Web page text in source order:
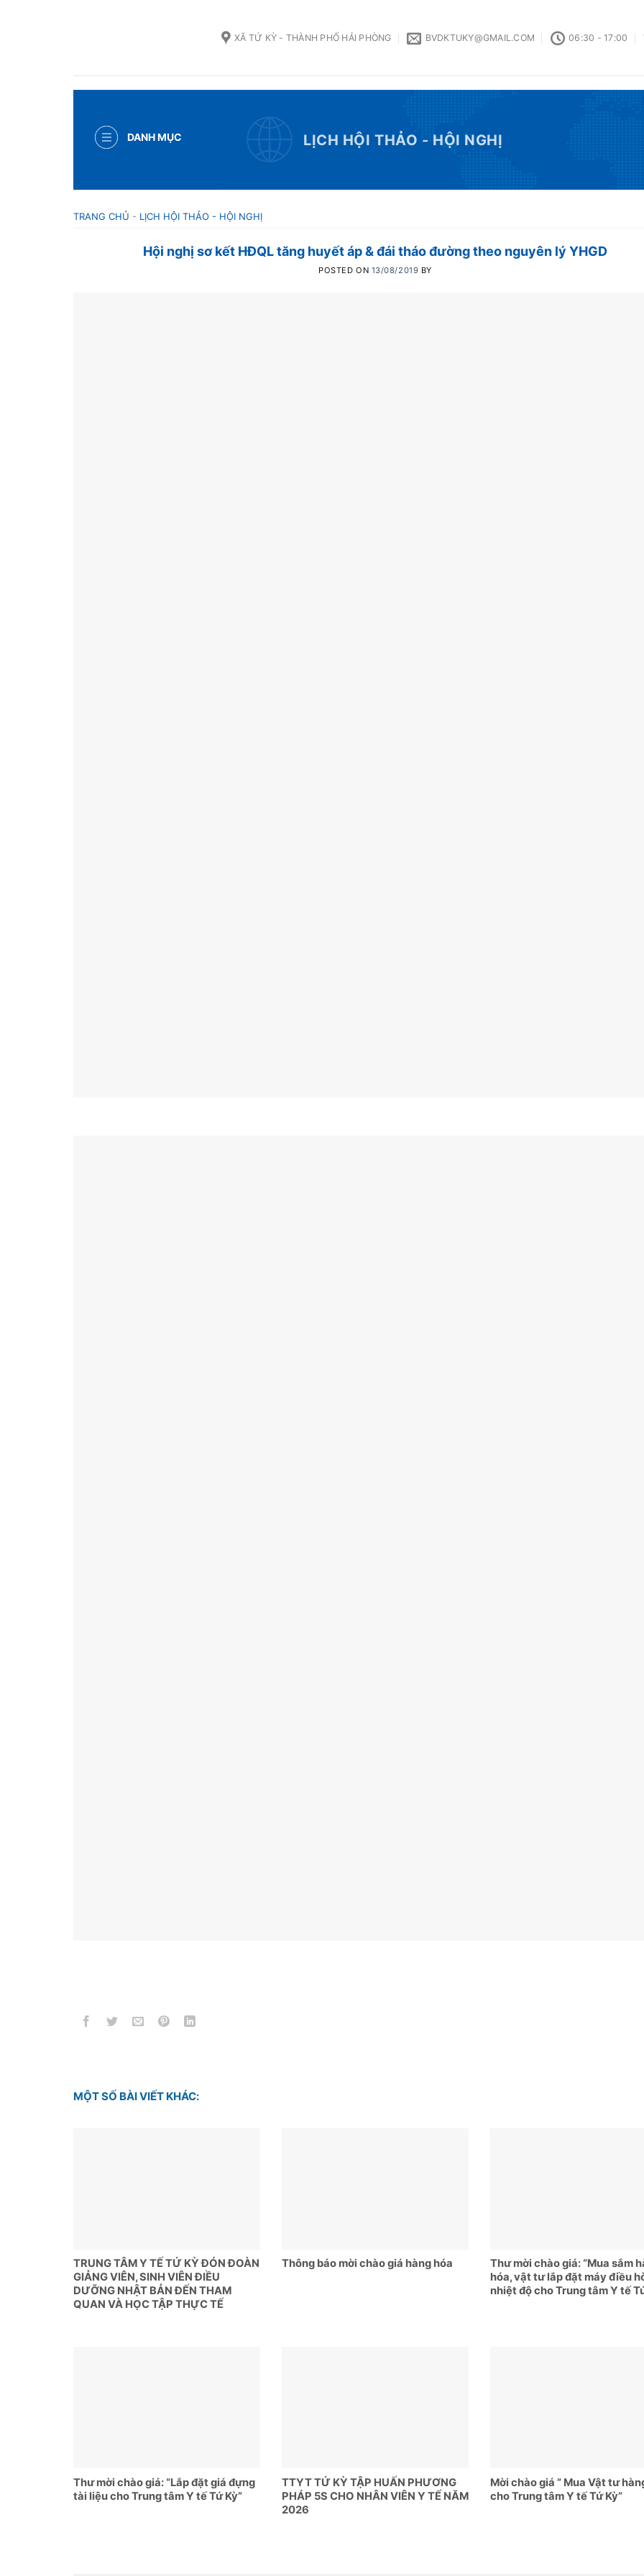
XÃ TỨ KỲ - THÀNH PHỐ HẢI PHÒNG BVDKTUKY@GMAIL.COM 06:30 - 17:00
DANH MỤC LỊCH HỘI THẢO - HỘI NGHỊ
TRANG CHỦ - LỊCH HỘI THẢO - HỘI NGHỊ
Hội nghị sơ kết HĐQL tăng huyết áp & đái tháo đường theo nguyên lý YHGD
POSTED ON 13/08/2019 BY
MỘT SỐ BÀI VIẾT KHÁC:
TRUNG TÂM Y TẾ TỨ KỲ ĐÓN ĐOÀN
GIẢNG VIÊN, SINH VIÊN ĐIỀU
DƯỠNG NHẬT BẢN ĐẾN THAM
QUAN VÀ HỌC TẬP THỰC TẾ
Thông báo mời chào giá hàng hóa
Thư mời chào giá: “Mua sắm
hóa, vật tư lắp đặt máy điều
nhiệt độ cho Trung tâm Y tế
Thư mời chào giá: “Lắp đặt giá đựng
tài liệu cho Trung tâm Y tế Tứ Kỳ”
TTYT TỨ KỲ TẬP HUẤN PHƯƠNG
PHÁP 5S CHO NHÂN VIÊN Y TẾ NĂM
2026
Mời chào giá ” Mua Vật tư
cho Trung tâm Y tế Tứ Kỳ”